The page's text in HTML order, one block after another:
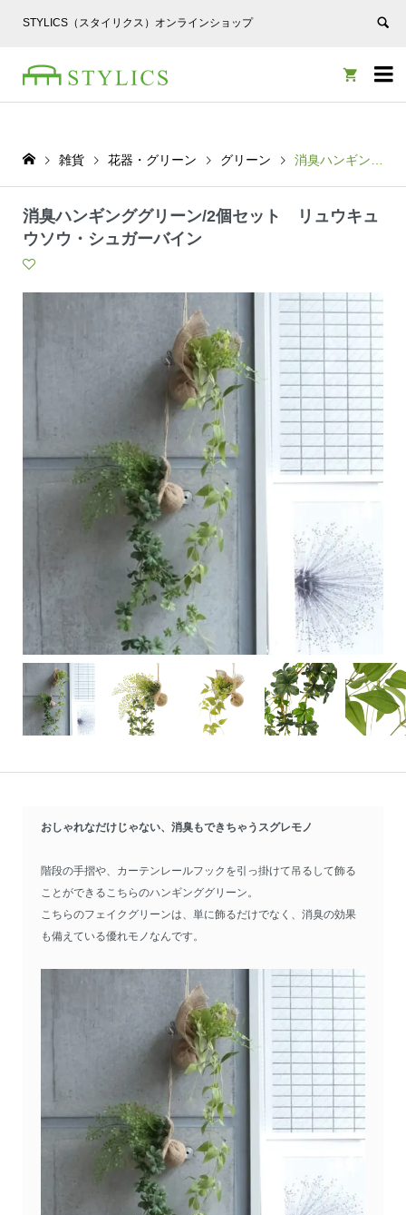
STYLICS（スタイリクス）オンラインショップ


雑貨 花器・グリーン グリーン 消臭ハンギンググリーン/2個セット リュウキュウソウ・シュガーバイン
消臭ハンギンググリーン/2個セット リュウキュ
ウソウ・シュガーバイン
おしゃれなだけじゃない、消臭もできちゃうスグレモノ
階段の手摺や、カーテンレールフックを引っ掛けて吊るして飾る
ことができるこちらのハンギンググリーン。
こちらのフェイクグリーンは、単に飾るだけでなく、消臭の効果
も備えている優れモノなんです。